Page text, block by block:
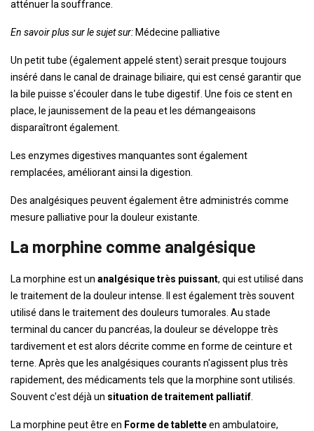
atténuer la souffrance.
En savoir plus sur le sujet sur: Médecine palliative
Un petit tube (également appelé stent) serait presque toujours
inséré dans le canal de drainage biliaire, qui est censé garantir que
la bile puisse s'écouler dans le tube digestif. Une fois ce stent en
place, le jaunissement de la peau et les démangeaisons
disparaîtront également.
Les enzymes digestives manquantes sont également
remplacées, améliorant ainsi la digestion.
Des analgésiques peuvent également être administrés comme
mesure palliative pour la douleur existante.
La morphine comme analgésique
La morphine est un analgésique très puissant, qui est utilisé dans
le traitement de la douleur intense. Il est également très souvent
utilisé dans le traitement des douleurs tumorales. Au stade
terminal du cancer du pancréas, la douleur se développe très
tardivement et est alors décrite comme en forme de ceinture et
terne. Après que les analgésiques courants n'agissent plus très
rapidement, des médicaments tels que la morphine sont utilisés.
Souvent c'est déjà un situation de traitement palliatif
La morphine peut être en Forme de tabletteen ambulatoire,